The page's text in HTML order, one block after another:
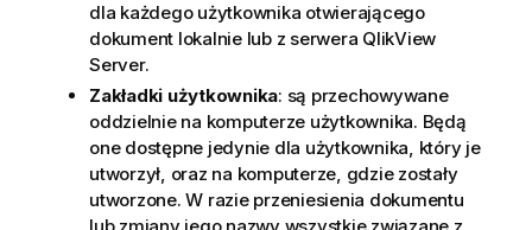
dla każdego użytkownika otwierającego
dokument lokalnie lub z serwera QlikView
Server.
Zakładki użytkownika: są przechowywane
oddzielnie na komputerze użytkownika. Będą
one dostępne jedynie dla użytkownika, który je
utworzył, oraz na komputerze, gdzie zostały
utworzone. W razie przeniesienia dokumentu